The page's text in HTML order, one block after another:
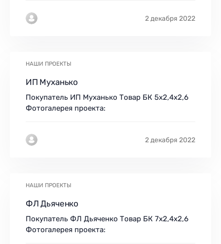
2 декабря 2022
НАШИ ПРОЕКТЫ
ИП Муханько
Покупатель ИП Муханько Товар БК 5х2,4х2,6
Фотогалерея проекта:
2 декабря 2022
НАШИ ПРОЕКТЫ
ФЛ Дьяченко
Покупатель ФЛ Дьяченко Товар БК 7х2,4х2,6
Фотогалерея проекта: